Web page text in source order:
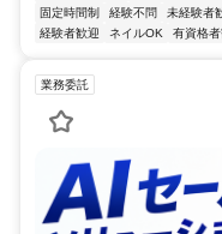
固定時間制
経験不問 未経験者
経験者歓迎
ネイルOK 有資格
業務委託